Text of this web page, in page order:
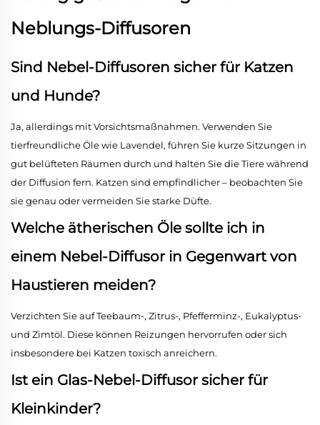
Neblungs-Diffusoren
Sind Nebel-Diffusoren sicher für Katzen
und Hunde?
Ja, allerdings mit Vorsichtsmaßnahmen. Verwenden Sie
tierfreundliche Öle wie Lavendel, führen Sie kurze Sitzungen in
gut belüfteten Räumen durch und halten Sie die Tiere während
der Diffusion fern. Katzen sind empfindlicher – beobachten Sie
sie genau oder vermeiden Sie starke Düfte.
Welche ätherischen Öle sollte ich in
einem Nebel-Diffusor in Gegenwart von
Haustieren meiden?
Verzichten Sie auf Teebaum-, Zitrus-, Pfefferminz-, Eukalyptus-
und Zimtöl. Diese können Reizungen hervorrufen oder sich
insbesondere bei Katzen toxisch anreichern.
Ist ein Glas-Nebel-Diffusor sicher für
Kleinkinder?